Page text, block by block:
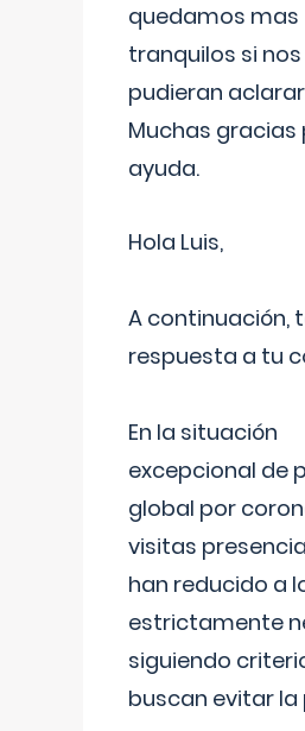
quedamos mas
tranquilos si nos
pudieran
Muchas gracias
ayuda.
Hola Luis,
A continuación,
respuesta a tu
En la situación
excepcional de
global por
visitas
han reducido a
estrictamente
siguiendo
buscan evitar la